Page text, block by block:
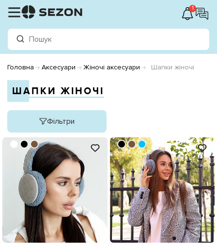
1
Головна Аксесуари Жіночі аксесуари Шапки жіночі
ШАПКИ ЖІНОЧІ
Фільтри